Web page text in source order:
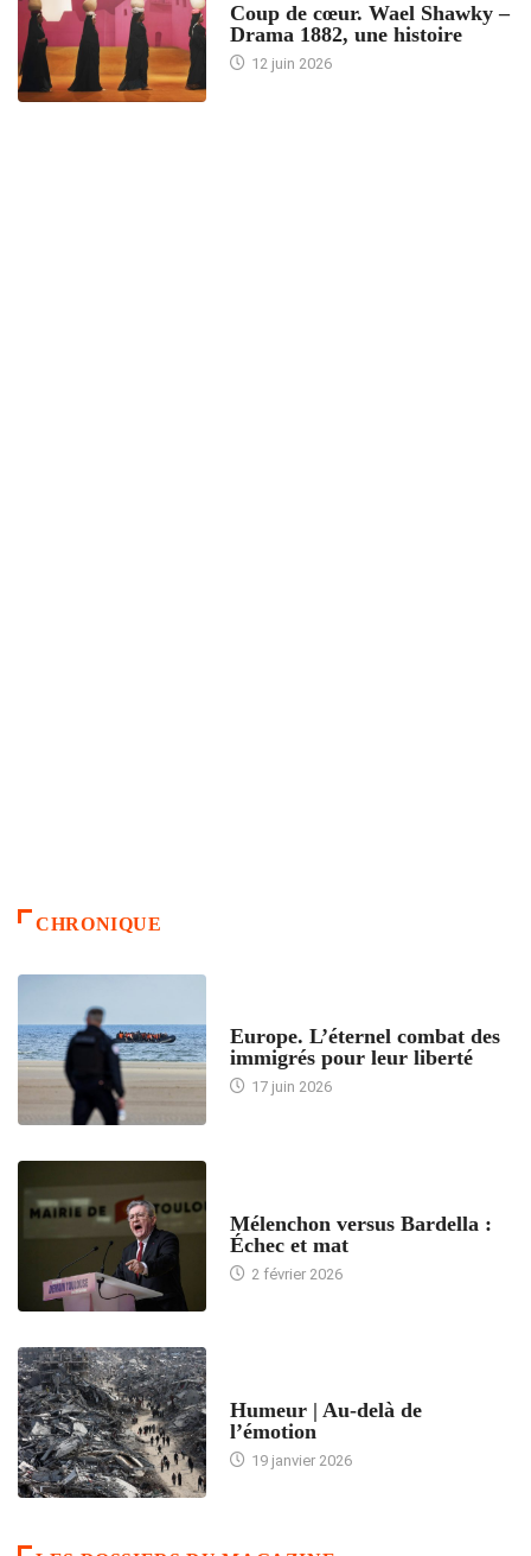
Coup de cœur. Wael Shawky –
Drama 1882, une histoire
12 juin 2026
CHRONIQUE
Europe. L’éternel combat des
immigrés pour leur liberté
17 juin 2026
Mélenchon versus Bardella :
Échec et mat
2 février 2026
Humeur | Au-delà de
l’émotion
19 janvier 2026